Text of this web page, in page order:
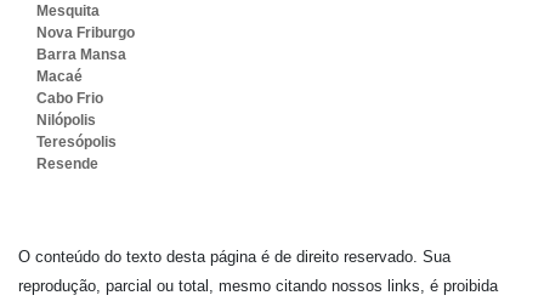
Mesquita
Nova Friburgo
Barra Mansa
Macaé
Cabo Frio
Nilópolis
Teresópolis
Resende
O conteúdo do texto desta página é de direito reservado. Sua
reprodução, parcial ou total, mesmo citando nossos links, é proibida